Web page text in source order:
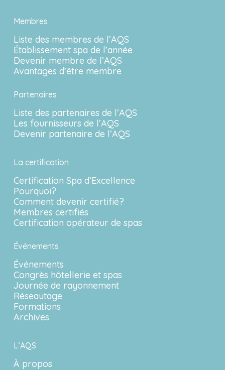
Membres
Liste des membres de l’AQS
Établissement spa de l’année
Devenir membre de l’AQS
Avantages d’être membre
Partenaires
Liste des partenaires de l’AQS
Les fournisseurs de l’AQS
Devenir partenaire de l’AQS
La certification
Certification Spa d’Excellence
Pourquoi?
Comment devenir certifié?
Membres certifiés
Certification opérateur de spas
Événements
Événements
Congrès hôtellerie et spas
Journée de rayonnement
Réseautage
Formations
Archives
L’AQS
À propos